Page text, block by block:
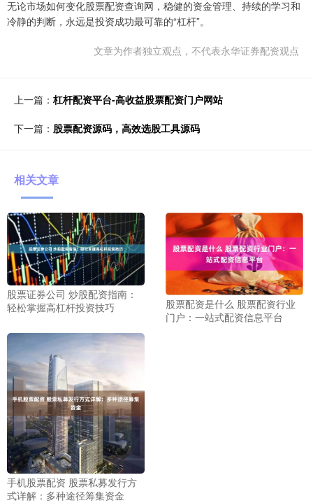
无论市场如何变化股票配资查询网，稳健的资金管理、持续的学习和
冷静的判断，永远是投资成功最可靠的“杠杆”。
文章为作者独立观点，不代表永华证券配资观点
上一篇： 杠杆配资平台-高收益股票配资门户网站
下一篇： 股票配资源码，高效选股工具源码
相关文章
股票证券公司 炒股配资指南：
轻松掌握高杠杆投资技巧
股票配资是什么 股票配资行业
门户：一站式配资信息平台
手机股票配资 股票私募发行方
式详解：多种途径筹集资金